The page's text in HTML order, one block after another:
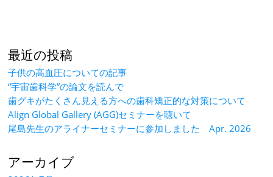
最近の投稿
子供の高血圧についての記事
“宇宙歯科学”の論文を読んで
歯グキがたくさん見える方への歯科矯正的な対策について
Align Global Gallery (AGG)セミナーを聴いて
尾島先生のアライナーセミナーに参加しました Apr. 2026
アーカイブ